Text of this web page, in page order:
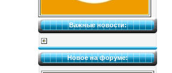
Важные новости:
Новое на форуме: